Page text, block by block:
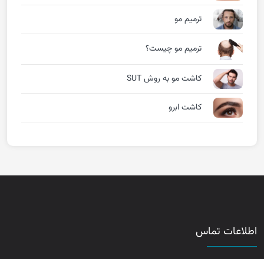
ترمیم مو
ترمیم مو چیست؟
کاشت مو به روش SUT
کاشت ابرو
اطلاعات تماس